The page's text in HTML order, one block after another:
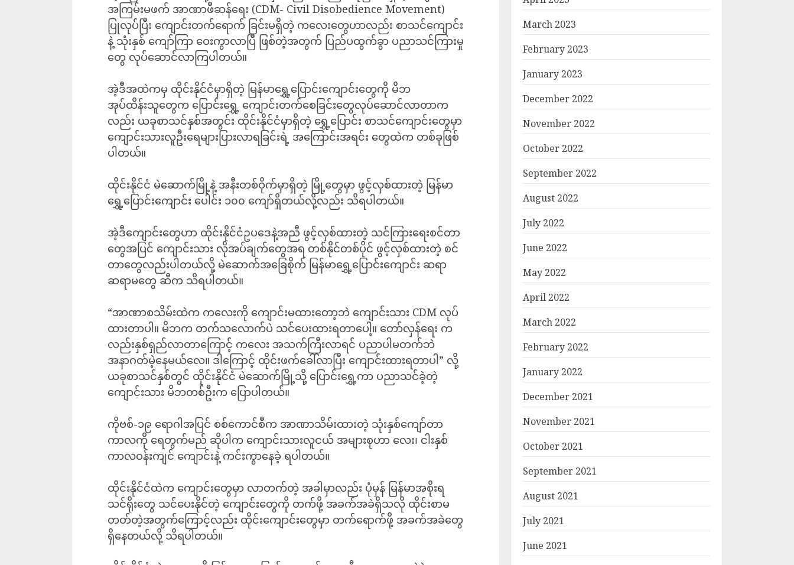
အကြမ်းမဖက် အာဏာဖီဆန်ရေး (CDM- Civil Disobedience Movement)
ပြုလုပ်ပြီး ကျောင်းတက်ရောက် ခြင်းမရှိတဲ့ ကလေးတွေဟာလည်း စာသင်ကျောင်း
နဲ့ သုံးနှစ် ကျော်ကြာ ဝေးကွာလာပြီ ဖြစ်တဲ့အတွက် ပြည်ပထွက်ခွာ ပညာသင်ကြားမှု
တွေ လုပ်ဆောင်လာကြပါတယ်။
အဲ့ဒီအထဲကမှ ထိုင်းနိုင်ငံမှာရှိတဲ့ မြန်မာရွှေ့ပြောင်းကျောင်းတွေကို မိဘ
အုပ်ထိန်းသူ‌တွေက ပြောင်းရွှေ့ ကျောင်းတက်စေခြင်းတွေလုပ်ဆောင်လာတာက
လည်း ယခုစာသင်နှစ်အတွင်း ထိုင်းနိုင်ငံမှာရှိတဲ့ ရွှေ့ပြောင်း စာသင်ကျောင်း‌တွေမှာ
ကျောင်းသားလူဦးရေများပြားလာရခြင်းရဲ့ အကြောင်းအရင်း တွေထဲက တစ်ခုဖြစ်
ပါတယ်။
ထိုင်းနိုင်ငံ မဲဆောက်မြို့နဲ့ အနီးတစ်ဝိုက်မှာရှိတဲ့ မြို့တွေမှာ ဖွင့်လှစ်ထားတဲ့ မြန်မာ
ရွှေ့ပြောင်းကျောင်း ပေါင်း ၁၀၀ ကျော်ရှိတယ်လို့လည်း သိရပါတယ်။
အဲ့ဒီကျောင်းတွေဟာ ထိုင်းနိုင်ငံဥပဒေနဲ့အညီ ဖွင့်လှစ်ထားတဲ့ သင်ကြားရေးစင်တာ
တွေအပြင် ကျောင်းသား လိုအပ်ချက်တွေအရ တစ်နိုင်တစ်ပိုင် ဖွင့်လှစ်ထားတဲ့ စင်
တာတွေလည်းပါတယ်လို့ မဲဆောက်အခြေစိုက် မြန်မာရွှေ့ပြောင်းကျောင်း ဆရာ
ဆရာမတွေ ဆီက သိရပါတယ်။
“အာဏာစသိမ်းထဲက ကလေးကို ကျောင်းမထားတော့ဘဲ ကျောင်းသား CDM လုပ်
ထားတာပါ။ မိဘက တက်သလောက်ပဲ သင်ပေးထားရတာပေါ့။ တော်လှန်ရေး က
လည်းနှစ်ရှည်လာတာကြောင့် ကလေး အသက်ကြီးလာရင် ပညာပါမတက်ဘဲ
အနာဂတ်မဲ့နေမယ်လေ။ ဒါကြောင့် ထိုင်းဖက်ခေါ်လာပြီး ကျောင်းထားရတာပါ” လို့
ယခုစာသင်နှစ်တွင် ထိုင်းနိုင်ငံ မဲဆောက်မြို့သို့ ပြောင်းရွှေ့ကာ ပညာသင်ခဲ့တဲ့
ကျောင်းသား မိဘတစ်ဦးက ပြောပါတယ်။
ကိုဗစ်-၁၉ ရောဂါအပြင် စစ်ကောင်စီက အာဏာသိမ်းထားတဲ့ သုံးနှစ်ကျော်တာ
ကာလကို ရေတွက်မည် ဆိုပါက ကျောင်းသားလူငယ် အများစုဟာ လေး၊ ငါးနှစ်
ကာလဝန်းကျင် ကျောင်းနဲ့ ကင်းကွာနေခဲ့ ရပါတယ်။
ထိုင်းနိုင်ငံထဲက ကျောင်းတွေမှာ လာတက်တဲ့ အခါမှာလည်း ပုံမှန် မြန်မာအစိုးရ
သင်ရိုးတွေ သင်ပေးနိုင်တဲ့ ကျောင်းတွေကို တက်ဖို့ အခက်အခဲရှိသလို ထိုင်းစာမ
တတ်တဲ့အတွက်ကြောင့်လည်း ထိုင်းကျောင်းတွေမှာ တက်ရောက်ဖို့ အခက်အခဲတွေ
ရှိနေတယ်လို့ သိရပါတယ်။
March 2023
February 2023
January 2023
December 2022
November 2022
October 2022
September 2022
August 2022
July 2022
June 2022
May 2022
April 2022
March 2022
February 2022
January 2022
December 2021
November 2021
October 2021
September 2021
August 2021
July 2021
June 2021